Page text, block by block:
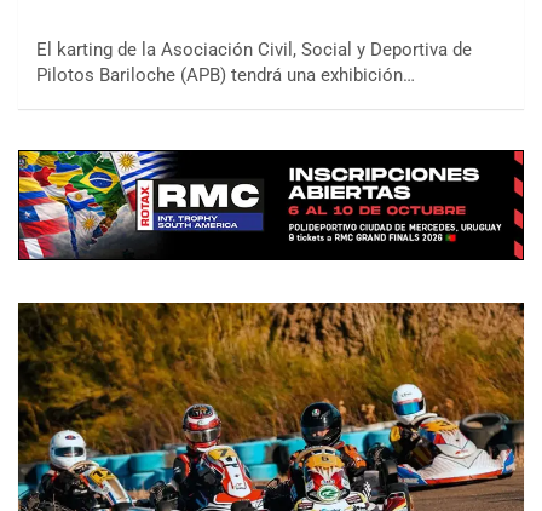
El karting de la Asociación Civil, Social y Deportiva de
Pilotos Bariloche (APB) tendrá una exhibición…